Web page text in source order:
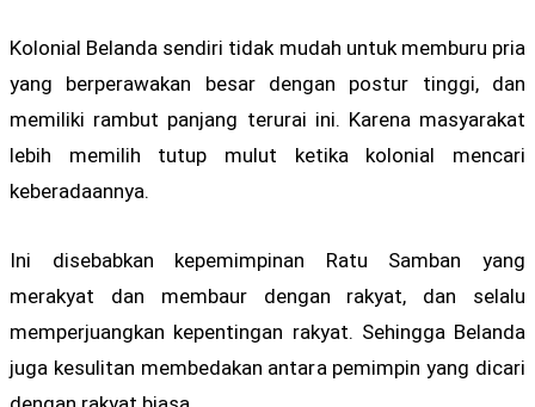
Kolonial Belanda sendiri tidak mudah untuk memburu pria
yang berperawakan besar dengan postur tinggi, dan
memiliki rambut panjang terurai ini. Karena masyarakat
lebih memilih tutup mulut ketika kolonial mencari
keberadaannya.
Ini disebabkan kepemimpinan Ratu Samban yang
merakyat dan membaur dengan rakyat, dan selalu
memperjuangkan kepentingan rakyat. Sehingga Belanda
juga kesulitan membedakan antara pemimpin yang dicari